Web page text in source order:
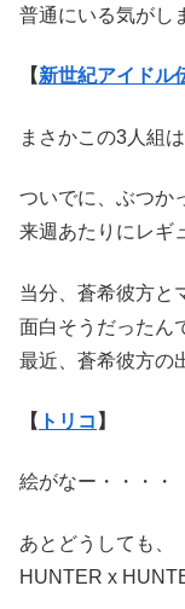
普通にいる気がし
【新世紀アイドル
まさかこの3人組
ついでに、ぶつか
来週あたりにレギ
当分、蒼希彼方と
面白そうだったん
最近、蒼希彼方の
【 トリコ 】
絵がなー・・・・
あとどうしても、
HUNTER x